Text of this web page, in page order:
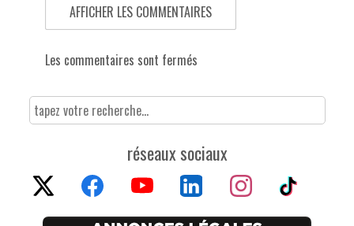
AFFICHER LES COMMENTAIRES
Les commentaires sont fermés
réseaux sociaux